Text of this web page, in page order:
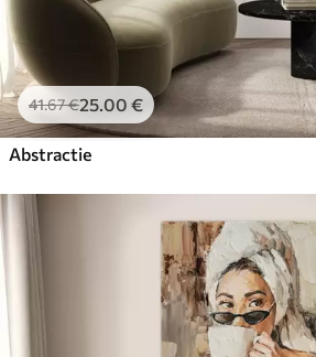
41.67€25.00 €
Abstractie